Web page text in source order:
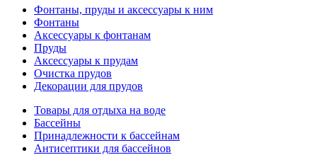
Фонтаны, пруды и аксессуары к ним
Фонтаны
Аксессуары к фонтанам
Пруды
Аксессуары к прудам
Очистка прудов
Декорации для прудов
Товары для отдыха на воде
Бассейны
Принадлежности к бассейнам
Антисептики для бассейнов